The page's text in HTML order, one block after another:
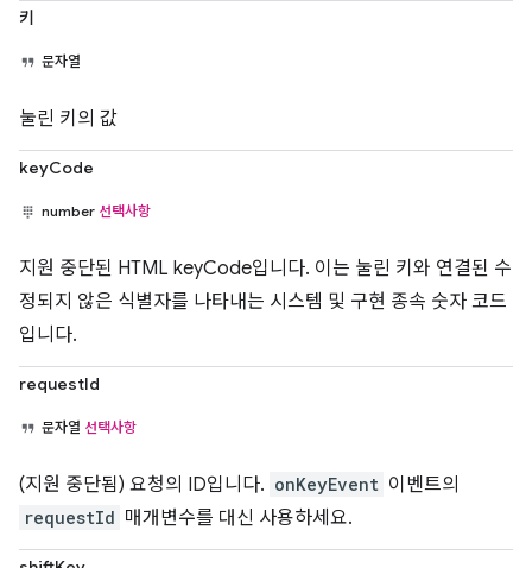
키
문자열
눌린 키의 값
keyCode
number 선택사항
지원 중단된 HTML keyCode입니다. 이는 눌린 키와 연결된 수
정되지 않은 식별자를 나타내는 시스템 및 구현 종속 숫자 코드
입니다.
requestId
문자열 선택사항
(지원 중단됨) 요청의 ID입니다. onKeyEvent 이벤트의
requestId 매개변수를 대신 사용하세요.